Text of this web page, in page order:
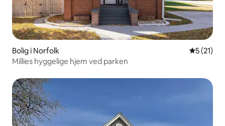
Bolig i Norfolk 5 ud af 5
5 (21)
Millies hyggelige hjem ved parken